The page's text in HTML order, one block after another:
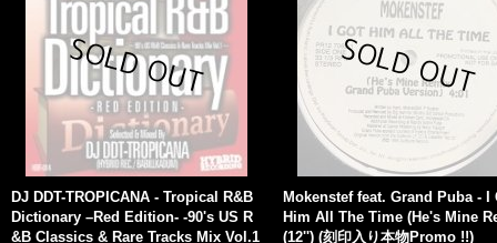
DJ DDT-TROPICANA - Tropical R&B
Dictionary –Red Edition- -90's US R
&B Classics & Rare Tracks Mix Vol.1
Mokenstef feat. Grand Puba - I
Him All The Time (He's Mine
(12'') (刻印入り本物Promo !!)